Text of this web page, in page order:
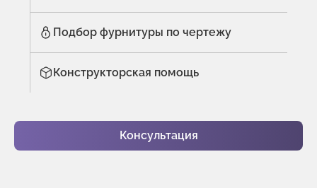
Подбор фурнитуры по чертежу
Конструкторская помощь
Консультация